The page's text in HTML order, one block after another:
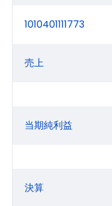
1010401111773
売上
当期純利益
決算